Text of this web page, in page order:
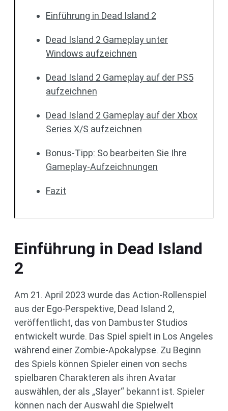
Einführung in Dead Island 2
Dead Island 2 Gameplay unter
Windows aufzeichnen
Dead Island 2 Gameplay auf der PS5
aufzeichnen
Dead Island 2 Gameplay auf der Xbox
Series X/S aufzeichnen
Bonus-Tipp: So bearbeiten Sie Ihre
Gameplay-Aufzeichnungen
Fazit
Einführung in Dead Island
2
Am 21. April 2023 wurde das Action-Rollenspiel
aus der Ego-Perspektive, Dead Island 2,
veröffentlicht, das von Dambuster Studios
entwickelt wurde. Das Spiel spielt in Los Angeles
während einer Zombie-Apokalypse. Zu Beginn
des Spiels können Spieler einen von sechs
spielbaren Charakteren als ihren Avatar
auswählen, der als „Slayer“ bekannt ist. Spieler
können nach der Auswahl die Spielwelt